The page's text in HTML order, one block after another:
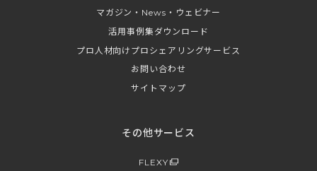
マガジン・News・ウェビナー
活用事例集ダウンロード
プロ人材向けプロシェアリングサービス
お問い合わせ
サイトマップ
その他サービス
FLEXY